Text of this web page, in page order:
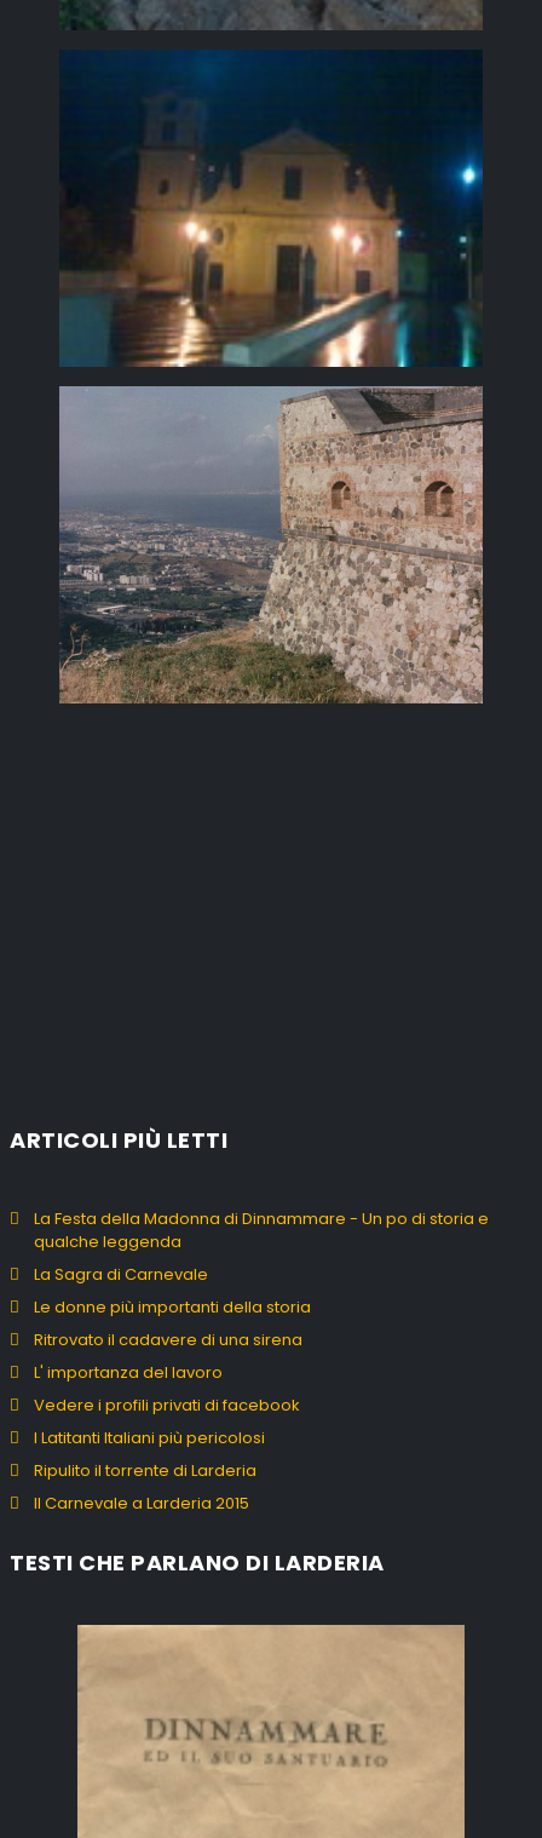
ARTICOLI PIÙ LETTI
La Festa della Madonna di Dinnammare - Un po di storia e
qualche leggenda
La Sagra di Carnevale
Le donne più importanti della storia
Ritrovato il cadavere di una sirena
L' importanza del lavoro
Vedere i profili privati di facebook
I Latitanti Italiani più pericolosi
Ripulito il torrente di Larderia
Il Carnevale a Larderia 2015
TESTI CHE PARLANO DI LARDERIA